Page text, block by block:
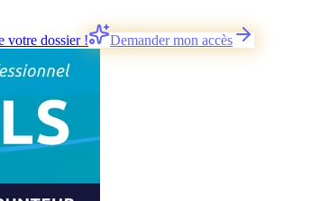
votre dossier ! Demander mon accès